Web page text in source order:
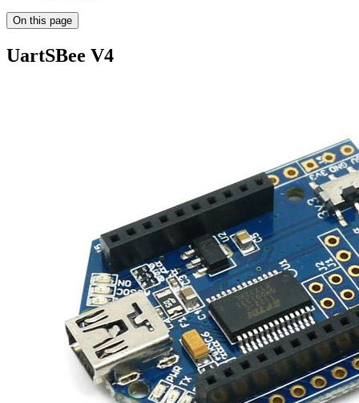
On this page
UartSBee V4